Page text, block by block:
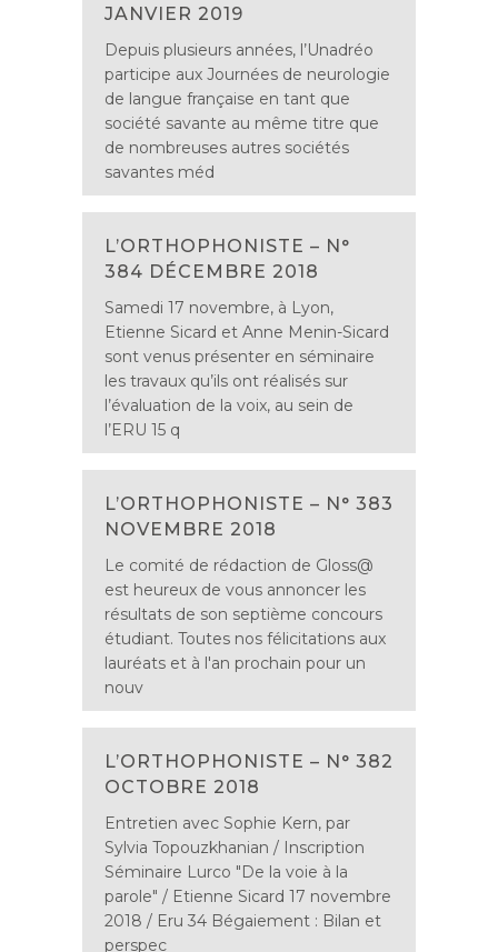
JANVIER 2019
Depuis plusieurs années, l’Unadréo
participe aux Journées de neurologie
de langue française en tant que
société savante au même titre que
de nombreuses autres sociétés
savantes méd
L’ORTHOPHONISTE – N°
384 DÉCEMBRE 2018
Samedi 17 novembre, à Lyon,
Etienne Sicard et Anne Menin-Sicard
sont venus présenter en séminaire
les travaux qu’ils ont réalisés sur
l’évaluation de la voix, au sein de
l’ERU 15 q
L’ORTHOPHONISTE – N° 383
NOVEMBRE 2018
Le comité de rédaction de Gloss@
est heureux de vous annoncer les
résultats de son septième concours
étudiant. Toutes nos félicitations aux
lauréats et à l'an prochain pour un
nouv
L’ORTHOPHONISTE – N° 382
OCTOBRE 2018
Entretien avec Sophie Kern, par
Sylvia Topouzkhanian / Inscription
Séminaire Lurco "De la voie à la
parole" / Etienne Sicard 17 novembre
2018 / Eru 34 Bégaiement : Bilan et
perspec